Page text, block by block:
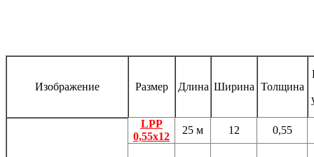
Изображение Размер Длина Ширина Толщина
LPP
0,55х12
25 м 12 0,55